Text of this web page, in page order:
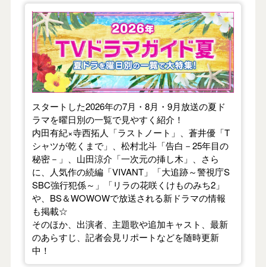
【2026年夏】TVドラマガイド
スタートした2026年の7月・8月・9月放送の夏ド
ラマを曜日別の一覧で見やすく紹介！
内田有紀×寺西拓人「ラストノート」、蒼井優「T
シャツが乾くまで」、松村北斗「告白－25年目の
秘密－」、山田涼介「一次元の挿し木」、さら
に、人気作の続編「VIVANT」「大追跡～警視庁S
SBC強行犯係～」「リラの花咲くけものみち2」
や、BS＆WOWOWで放送される新ドラマの情報
も掲載☆
そのほか、出演者、主題歌や追加キャスト、最新
のあらすじ、記者会見リポートなどを随時更新
中！